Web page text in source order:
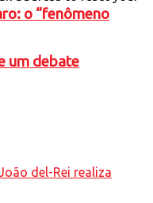
o “fenômeno
um debate